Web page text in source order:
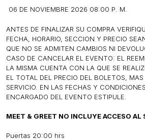
06 DE NOVIEMBRE 2026 08:00 P. M.
ANTES DE FINALIZAR SU COMPRA
FECHA, HORARIO, SECCION Y PRECIO
QUE NO SE ADMITEN CAMBIOS NI
CASO DE CANCELAR EL EVENTO: EL
LA MISMA CUENTA CON LA QUE SE
EL TOTAL DEL PRECIO DEL BOLETOS,
SERVICIO. EN LAS FECHAS Y
ENCARGADO DEL EVENTO ESTIPULE.
MEET & GREET NO INCLUYE ACCESO AL
Puertas 20:00 hrs